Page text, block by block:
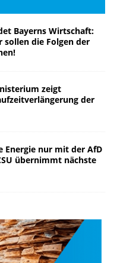
Bayerns Wirtschaft:
sollen die Folgen der
zeigt
der
Energie nur mit der AfD
übernimmt nächste